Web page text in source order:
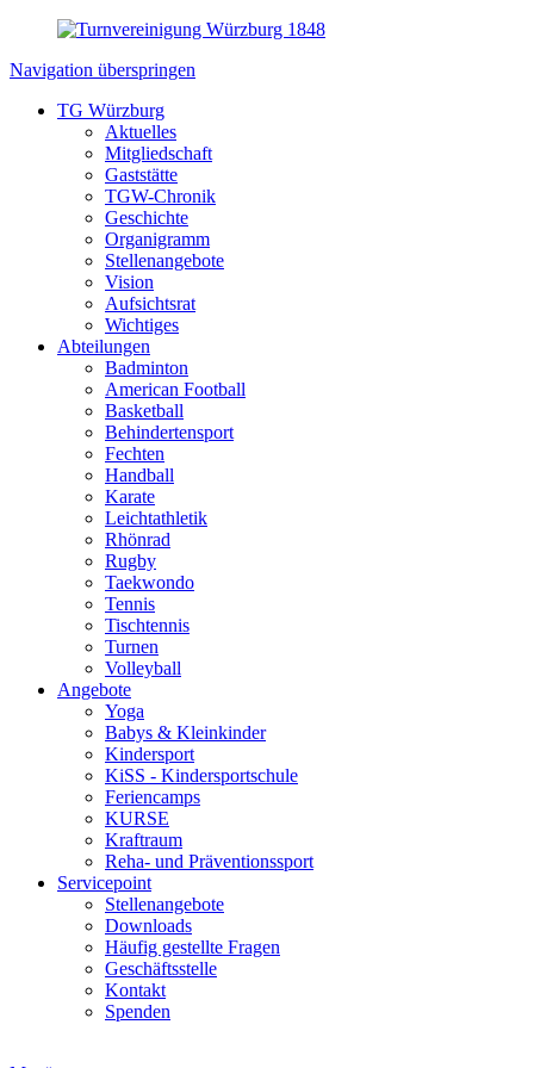
Navigation überspringen
TG Würzburg
Aktuelles
Mitgliedschaft
Gaststätte
TGW-Chronik
Geschichte
Organigramm
Stellenangebote
Vision
Aufsichtsrat
Wichtiges
Abteilungen
Badminton
American Football
Basketball
Behindertensport
Fechten
Handball
Karate
Leichtathletik
Rhönrad
Rugby
Taekwondo
Tennis
Tischtennis
Turnen
Volleyball
Angebote
Yoga
Babys & Kleinkinder
Kindersport
KiSS - Kindersportschule
Feriencamps
KURSE
Kraftraum
Reha- und Präventionssport
Servicepoint
Stellenangebote
Downloads
Häufig gestellte Fragen
Geschäftsstelle
Kontakt
Spenden